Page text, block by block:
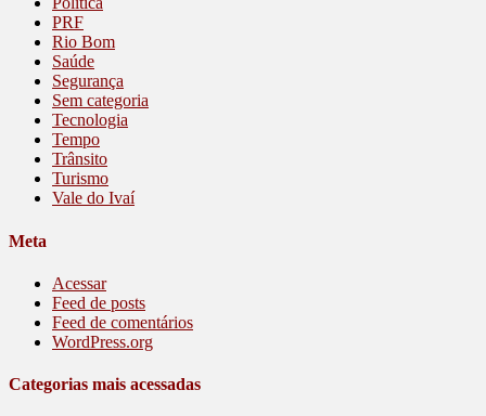
PRF
Rio Bom
Saúde
Segurança
Sem categoria
Tecnologia
Tempo
Trânsito
Turismo
Vale do Ivaí
Meta
Acessar
Feed de posts
Feed de comentários
WordPress.org
Categorias mais acessadas